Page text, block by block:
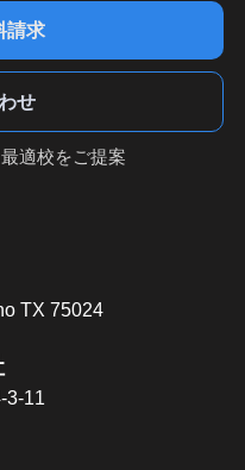
請求
せ
適校をご提案
TX 75024
3-11